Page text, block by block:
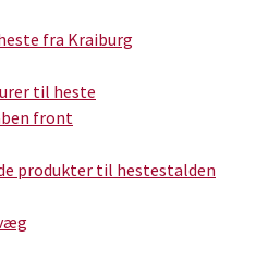
fra Kraiburg
til heste
front
produkter til hestestalden